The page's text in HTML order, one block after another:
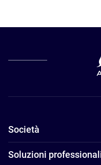
Società
Soluzioni